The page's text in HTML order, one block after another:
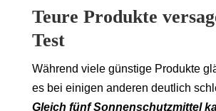
Teure Produkte
Test
Während viele günstige Produkte
es bei einigen anderen deutlich
Gleich fünf Sonnenschutzmittel